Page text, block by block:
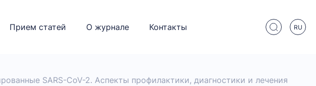
Прием статей О журнале Контакты RU
SARS-CoV-2. Аспекты профилактики, диагностики и лечения